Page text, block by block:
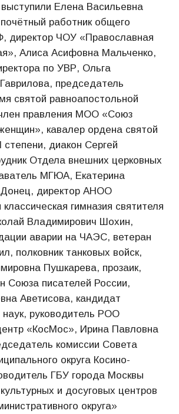
Елена Васильевна
работник общего
директор ЧОУ «Православная
Алиса Асифовна Мальченко,
по УВР, Ольга
председатель
святой равноапостольной
член правления МОО «Союз
кавалер ордена святой
степени, диакон Сергей
Отдела внешних церковных
МГЮА, Екатерина
директор АНОО
гимназия святителя
Владимирович Шохин,
аварии на ЧАЭС, ветеран
полковник танковых войск,
Пушкарева, прозаик,
Союза писателей России,
Аветисова, кандидат
наук, руководитель РОО
«КосМос», Ирина Павловна
комиссии Совета
округа Косино-
ГБУ города Москвы
и досуговых центров
округа»